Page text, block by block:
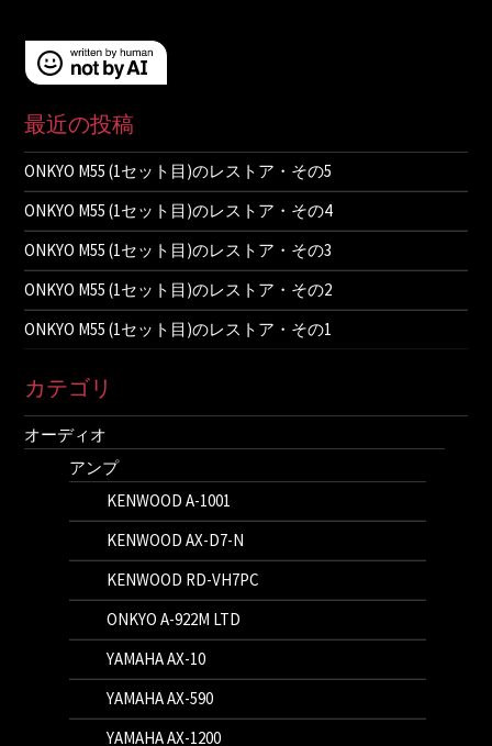
最近の投稿
ONKYO M55 (1セット目)のレストア・その5
ONKYO M55 (1セット目)のレストア・その4
ONKYO M55 (1セット目)のレストア・その3
ONKYO M55 (1セット目)のレストア・その2
ONKYO M55 (1セット目)のレストア・その1
カテゴリ
オーディオ
アンプ
KENWOOD A-1001
KENWOOD AX-D7-N
KENWOOD RD-VH7PC
ONKYO A-922M LTD
YAMAHA AX-10
YAMAHA AX-590
YAMAHA AX-1200